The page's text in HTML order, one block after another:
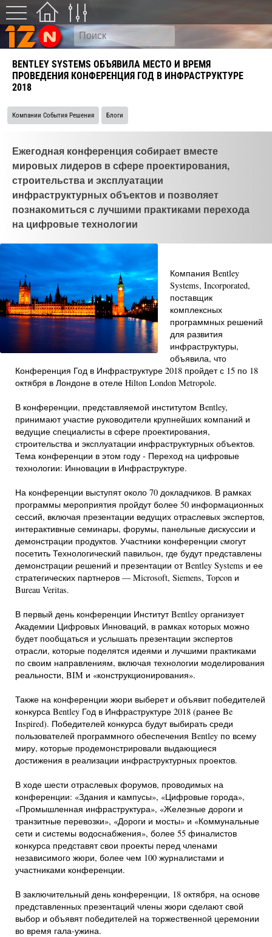
BENTLEY SYSTEMS ОБЪЯВИЛА МЕСТО И ВРЕМЯ
ПРОВЕДЕНИЯ КОНФЕРЕНЦИЯ ГОД В ИНФРАСТРУКТУРЕ
2018
Компании События Решения Блоги
Ежегодная конференция собирает вместе
мировых лидеров в сфере проектирования,
строительства и эксплуатации
инфраструктурных объектов и позволяет
познакомиться с лучшими практиками перехода
на цифровые технологии
Компания Bentley
Systems, Incorporated,
поставщик
комплексных
программных решений
для развития
инфраструктуры,
объявила, что
Конференция Год в Инфраструктуре 2018 пройдет с 15 по 18
октября в Лондоне в отеле Hilton London Metropole.
В конференции, представляемой институтом Bentley,
принимают участие руководители крупнейших компаний и
ведущие специалисты в сфере проектирования,
строительства и эксплуатации инфраструктурных объектов.
Тема конференции в этом году - Переход на цифровые
технологии: Инновации в Инфраструктуре.
На конференции выступят около 70 докладчиков. В рамках
программы мероприятия пройдут более 50 информационных
сессий, включая презентации ведущих отраслевых экспертов,
интерактивные семинары, форумы, панельные дискуссии и
демонстрации продуктов. Участники конференции cмогут
посетить Технологический павильон, где будут представлены
демонстрации решений и презентации от Bentley Systems и ее
стратегических партнеров — Microsoft, Siemens, Topcon и
Bureau Veritas.
В первый день конференции Институт Bentley организует
Академии Цифровых Инноваций, в рамках которых можно
будет пообщаться и услышать презентации экспертов
отрасли, которые поделятся идеями и лучшими практиками
по своим направлениям, включая технологии моделирования
реальности, BIM и «конструкционирования».
Также на конференции жюри выберет и объявит победителей
конкурса Bentley Год в Инфраструктуре 2018 (ранее Be
Inspired). Победителей конкурса будут выбирать среди
пользователей программного обеспечения Bentley по всему
миру, которые продемонстрировали выдающиеся
достижения в реализации инфраструктурных проектов.
В ходе шести отраслевых форумов, проводимых на
конференции: «Здания и кампусы», «Цифровые города»,
«Промышленная инфраструктура», «Железные дороги и
транзитные перевозки», «Дороги и мосты» и «Коммунальные
сети и системы водоснабжения», более 55 финалистов
конкурса представят свои проекты перед членами
независимого жюри, более чем 100 журналистами и
участниками конференции.
В заключительный день конференции, 18 октября, на основе
представленных презентаций члены жюри сделают свой
выбор и объявят победителей на торжественной церемонии
во время гала-ужина.